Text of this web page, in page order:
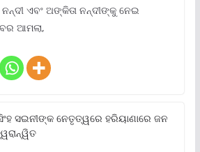
ଏବଂ ଅଙ୍କିତା ନନ୍ଦୀଙ୍କୁ ନେଇ
ଆମଲା,
ସଇନୀଙ୍କ ନେତୃତ୍ୱରେ ହରିୟାଣାରେ ଜନ